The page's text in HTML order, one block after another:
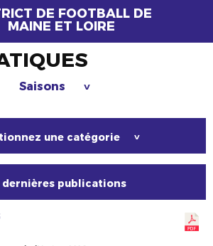
DE FOOTBALL DE
MAINE ET LOIRE
Saisons >
une catégorie >
dernières publications